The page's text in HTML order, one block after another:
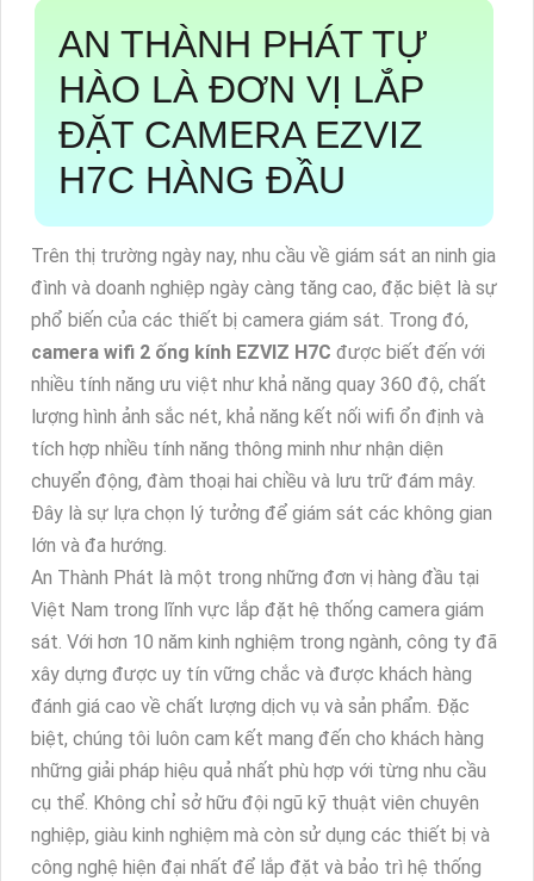
AN THÀNH PHÁT TỰ
HÀO LÀ ĐƠN VỊ LẮP
ĐẶT CAMERA EZVIZ
H7C HÀNG ĐẦU
Trên thị trường ngày nay, nhu cầu về giám sát an ninh gia
đình và doanh nghiệp ngày càng tăng cao, đặc biệt là sự
phổ biến của các thiết bị camera giám sát. Trong đó,
camera wifi 2 ống kính EZVIZ H7C được biết đến với
nhiều tính năng ưu việt như khả năng quay 360 độ, chất
lượng hình ảnh sắc nét, khả năng kết nối wifi ổn định và
tích hợp nhiều tính năng thông minh như nhận diện
chuyển động, đàm thoại hai chiều và lưu trữ đám mây.
Đây là sự lựa chọn lý tưởng để giám sát các không gian
lớn và đa hướng.
An Thành Phát là một trong những đơn vị hàng đầu tại
Việt Nam trong lĩnh vực lắp đặt hệ thống camera giám
sát. Với hơn 10 năm kinh nghiệm trong ngành, công ty đã
xây dựng được uy tín vững chắc và được khách hàng
đánh giá cao về chất lượng dịch vụ và sản phẩm. Đặc
biệt, chúng tôi luôn cam kết mang đến cho khách hàng
những giải pháp hiệu quả nhất phù hợp với từng nhu cầu
cụ thể. Không chỉ sở hữu đội ngũ kỹ thuật viên chuyên
nghiệp, giàu kinh nghiệm mà còn sử dụng các thiết bị và
công nghệ hiện đại nhất để lắp đặt và bảo trì hệ thống